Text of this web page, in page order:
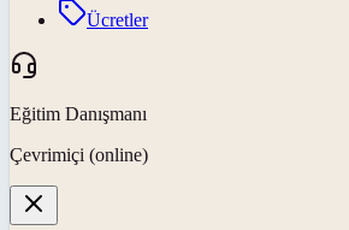
Ücretler
Eğitim Danışmanı
Çevrimiçi (online)